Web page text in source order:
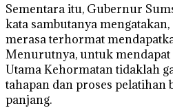
Sementara itu, Gubernur
kata sambutanya
merasa terhormat
Menurutnya, untuk
Utama Kehormatan tidaklah
tahapan dan proses pelatihan
panjang.